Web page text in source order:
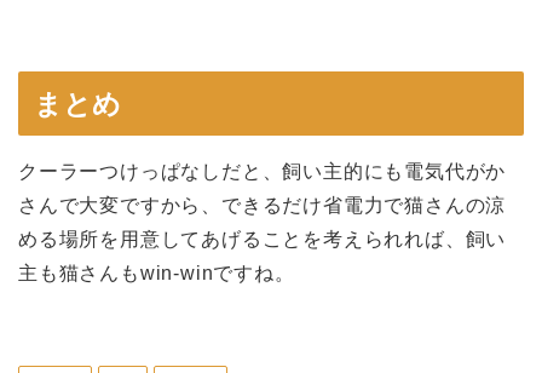
まとめ
クーラーつけっぱなしだと、飼い主的にも電気代がか
さんで大変ですから、できるだけ省電力で猫さんの涼
める場所を用意してあげることを考えられれば、飼い
主も猫さんもwin-winですね。